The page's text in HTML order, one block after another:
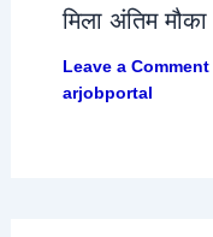
मिला अंतिम मौका
Leave a Comment
arjobportal